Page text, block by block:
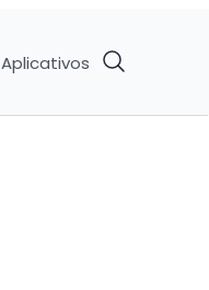
Aplicativos